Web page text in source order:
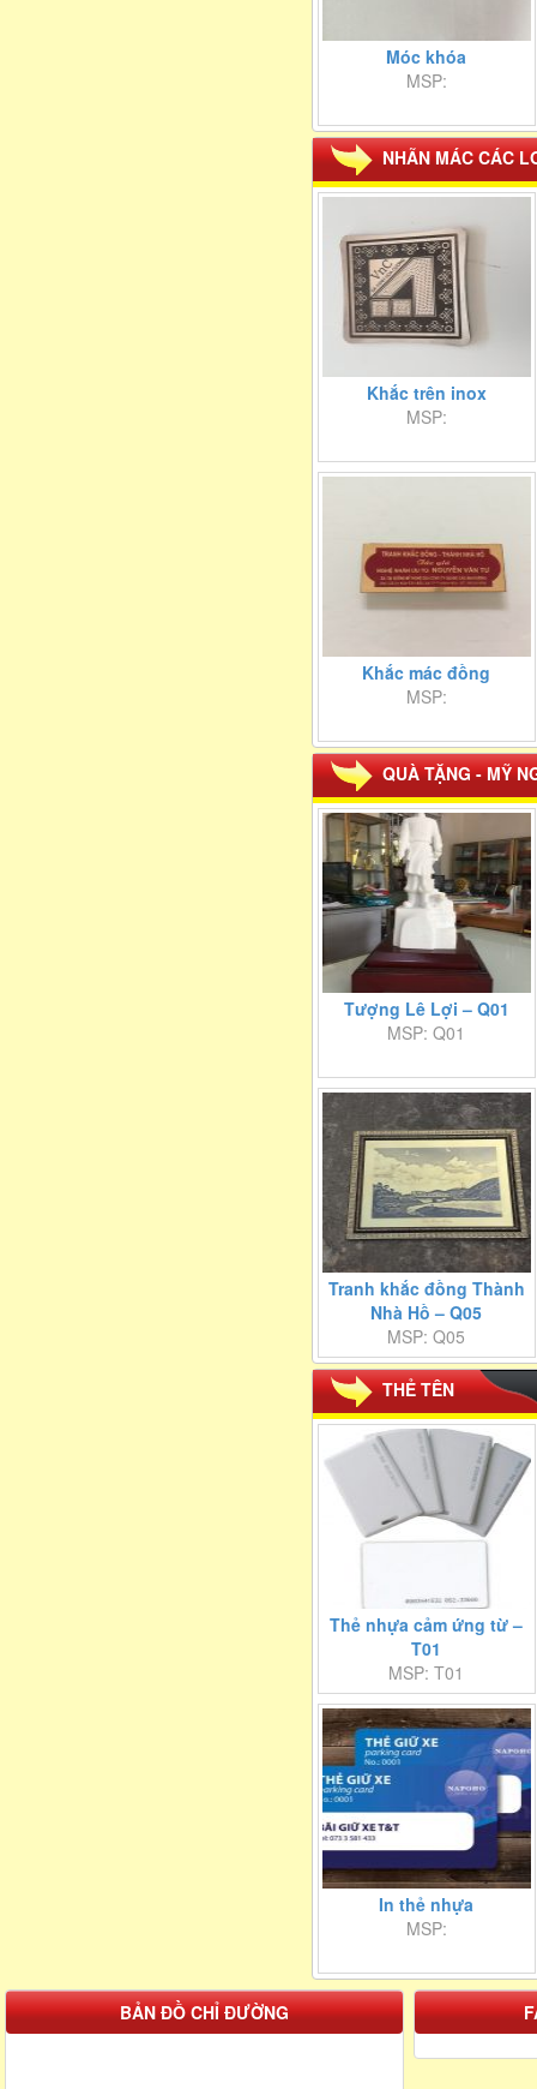
Móc khóa
MSP:
NHÃN MÁC CÁC
Khắc trên inox
MSP:
Khắc mác đồng
MSP:
QUÀ TẶNG - MỸ
Tượng Lê Lợi – Q01
MSP: Q01
Tranh khắc đồng Thành
Nhà Hồ – Q05
MSP: Q05
THẺ TÊN
Thẻ nhựa cảm ứng từ –
T01
MSP: T01
In thẻ nhựa
MSP:
BẢN ĐỒ CHỈ ĐƯỜNG